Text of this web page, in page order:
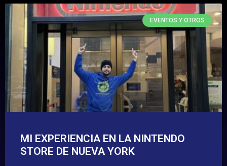
EVENTOS Y OTROS
MI EXPERIENCIA EN LA NINTENDO
STORE DE NUEVA YORK